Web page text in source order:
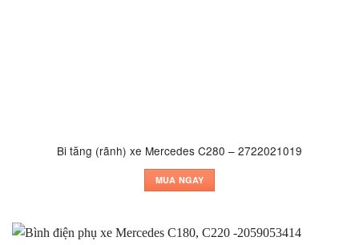
Bi tăng (rãnh) xe Mercedes C280 – 2722021019
MUA NGAY